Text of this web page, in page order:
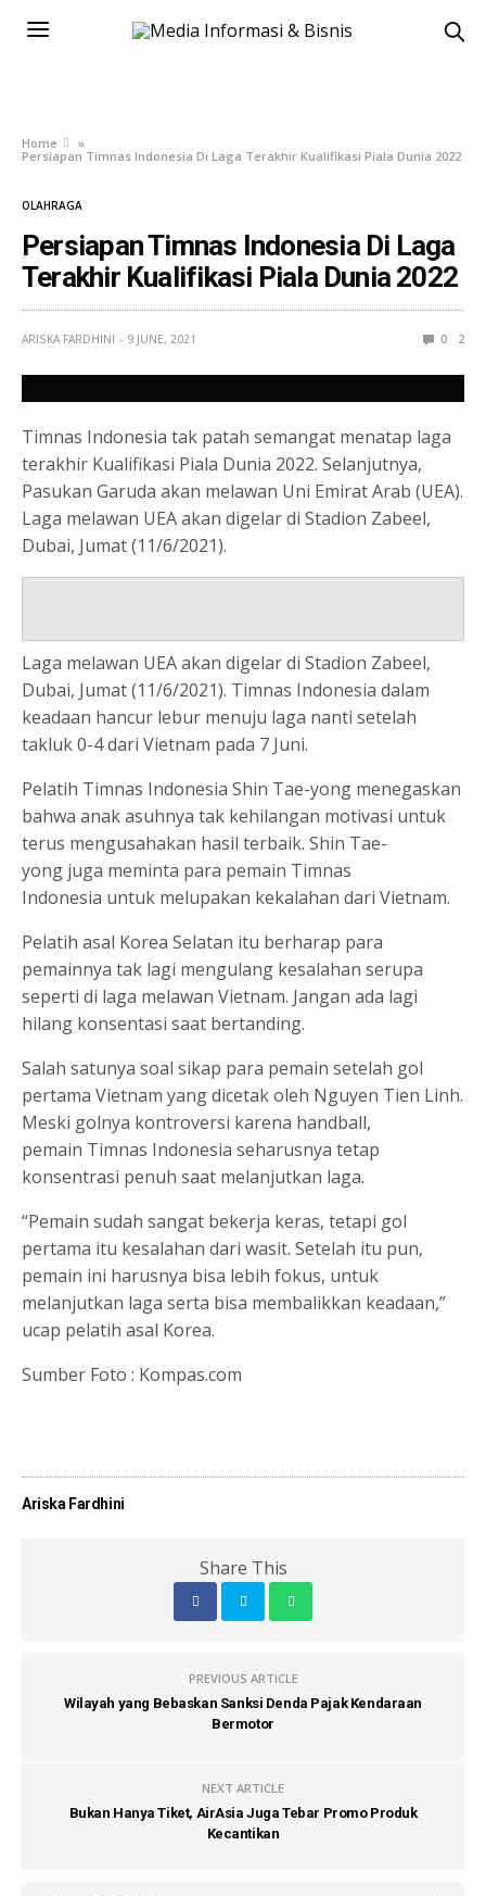
Home
»
Persiapan Timnas Indonesia Di Laga Terakhir Kualifikasi Piala Dunia 2022
OLAHRAGA
Persiapan Timnas Indonesia Di Laga
Terakhir Kualifikasi Piala Dunia 2022
ARISKA FARDHINI 9 JUNE, 2021 0 2
Timnas Indonesia tak patah semangat menatap laga
terakhir Kualifikasi Piala Dunia 2022. Selanjutnya,
Pasukan Garuda akan melawan Uni Emirat Arab (UEA).
Laga melawan UEA akan digelar di Stadion Zabeel,
Dubai, Jumat (11/6/2021).
Laga melawan UEA akan digelar di Stadion Zabeel,
Dubai, Jumat (11/6/2021). Timnas Indonesia dalam
keadaan hancur lebur menuju laga nanti setelah
takluk 0-4 dari Vietnam pada 7 Juni.
Pelatih Timnas Indonesia Shin Tae-yong menegaskan
bahwa anak asuhnya tak kehilangan motivasi untuk
terus mengusahakan hasil terbaik. Shin Tae-
yong juga meminta para pemain Timnas
Indonesia untuk melupakan kekalahan dari Vietnam.
Pelatih asal Korea Selatan itu berharap para
pemainnya tak lagi mengulang kesalahan serupa
seperti di laga melawan Vietnam. Jangan ada lagi
hilang konsentasi saat bertanding.
Salah satunya soal sikap para pemain setelah gol
pertama Vietnam yang dicetak oleh Nguyen Tien Linh.
Meski golnya kontroversi karena handball,
pemain Timnas Indonesia seharusnya tetap
konsentrasi penuh saat melanjutkan laga.
“Pemain sudah sangat bekerja keras, tetapi gol
pertama itu kesalahan dari wasit. Setelah itu pun,
pemain ini harusnya bisa lebih fokus, untuk
melanjutkan laga serta bisa membalikkan keadaan,”
ucap pelatih asal Korea.
Sumber Foto : Kompas.com
Ariska Fardhini
Share This
PREVIOUS ARTICLE
Wilayah yang Bebaskan Sanksi Denda Pajak Kendaraan
Bermotor
NEXT ARTICLE
Bukan Hanya Tiket, AirAsia Juga Tebar Promo Produk
Kecantikan